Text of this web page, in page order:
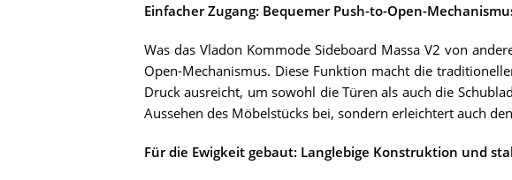
Einfacher Zugang: Bequemer Push-to-Open-
Was das Vladon Kommode Sideboard Massa V2 von
Open-Mechanismus. Diese Funktion macht die
Druck ausreicht, um sowohl die Türen als auch die
Aussehen des Möbelstücks bei, sondern erleichtert auch
Für die Ewigkeit gebaut: Langlebige Konstruktion und